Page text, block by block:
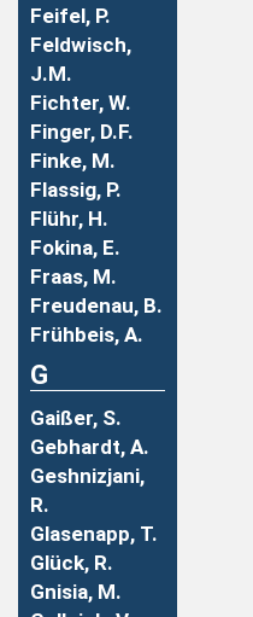
Feifel, P.
Feldwisch,
J.M.
Fichter, W.
Finger, D.F.
Finke, M.
Flassig, P.
Flühr, H.
Fokina, E.
Fraas, M.
Freudenau, B.
Frühbeis, A.
G
Gaißer, S.
Gebhardt, A.
Geshnizjani,
R.
Glasenapp, T.
Glück, R.
Gnisia, M.